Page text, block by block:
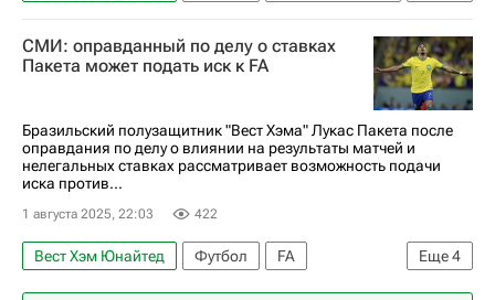
АПЛ 2026-2027 (Чемпионат Англии по футболу)
Трансферы
Трансферы в АПЛ
СМИ: оправданный по делу о ставках
Пакета может подать иск к FA
Бразильский полузащитник "Вест Хэма" Лукас Пакета после
оправдания по делу о влиянии на результаты матчей и
нелегальных ставках рассматривает возможность подачи
иска против...
1 августа 2025, 22:03 422
Еще4
Вест Хэм Юнайтед Футбол
FA
Лукас Пакета
Спорт